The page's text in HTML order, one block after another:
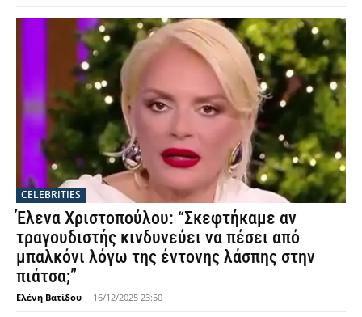
CELEBRITIES
Έλενα Χριστοπούλου: “Σκεφτήκαμε αν
τραγουδιστής κινδυνεύει να πέσει από
μπαλκόνι λόγω της έντονης λάσπης στην
πιάτσα;”
Ελένη Βατίδου - 16/12/2025 23:50